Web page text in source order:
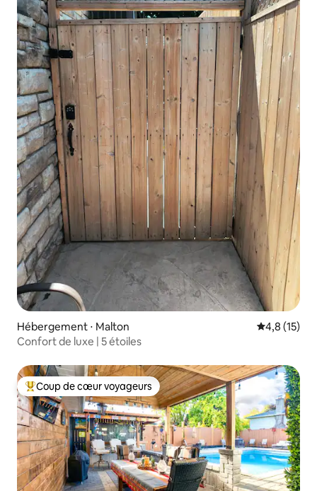
Hébergement ⋅ Malton Évaluation
4,8 (15)
Confort de luxe | 5 étoiles
Coups de cœur voyageurs les plus appréciés
Coup de cœur voyageurs